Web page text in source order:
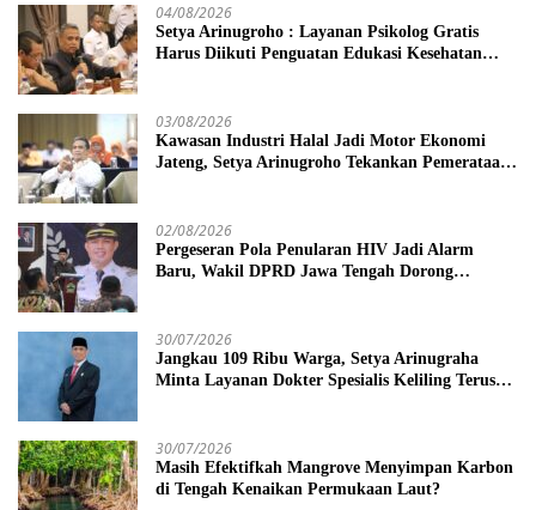
04/08/2026
Setya Arinugroho : Layanan Psikolog Gratis
Harus Diikuti Penguatan Edukasi Kesehatan
03/08/2026
Kawasan Industri Halal Jadi Motor Ekonomi
Jateng, Setya Arinugroho Tekankan Pemerataan
02/08/2026
Pergeseran Pola Penularan HIV Jadi Alarm
Baru, Wakil DPRD Jawa Tengah Dorong
30/07/2026
Jangkau 109 Ribu Warga, Setya Arinugraha
Minta Layanan Dokter Spesialis Keliling Terus
30/07/2026
Masih Efektifkah Mangrove Menyimpan Karbon
di Tengah Kenaikan Permukaan Laut?